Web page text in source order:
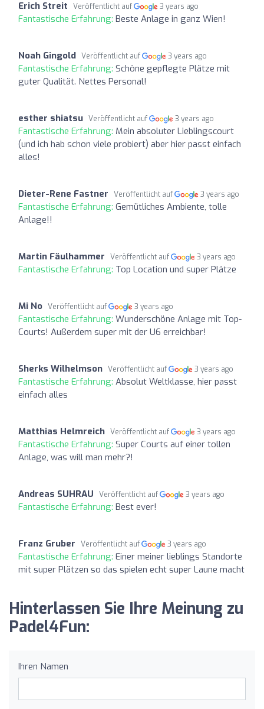
Erich Streit Veröffentlicht auf 3 years ago
Fantastische Erfahrung: Beste Anlage in ganz Wien!
Noah Gingold Veröffentlicht auf 3 years ago
Fantastische Erfahrung: Schöne gepflegte Plätze mit
guter Qualität. Nettes Personal!
esther shiatsu Veröffentlicht auf 3 years ago
Fantastische Erfahrung: Mein absoluter Lieblingscourt
(und ich hab schon viele probiert) aber hier passt einfach
alles!
Dieter-Rene Fastner Veröffentlicht auf 3 years ago
Fantastische Erfahrung: Gemütliches Ambiente, tolle
Anlage!!
Martin Fäulhammer Veröffentlicht auf 3 years ago
Fantastische Erfahrung: Top Location und super Plätze
Mi No Veröffentlicht auf 3 years ago
Fantastische Erfahrung: Wunderschöne Anlage mit Top-
Courts! Außerdem super mit der U6 erreichbar!
Sherks Wilhelmson Veröffentlicht auf 3 years ago
Fantastische Erfahrung: Absolut Weltklasse, hier passt
einfach alles
Matthias Helmreich Veröffentlicht auf 3 years ago
Fantastische Erfahrung: Super Courts auf einer tollen
Anlage, was will man mehr?!
Andreas SUHRAU Veröffentlicht auf 3 years ago
Fantastische Erfahrung: Best ever!
Franz Gruber Veröffentlicht auf 3 years ago
Fantastische Erfahrung: Einer meiner lieblings Standorte
mit super Plätzen so das spielen echt super Laune macht
Hinterlassen Sie Ihre Meinung zu
Padel4Fun:
Ihren Namen